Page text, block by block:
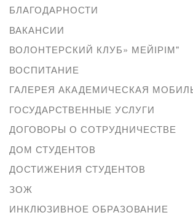
БЛАГОДАРНОСТИ
ВАКАНСИИ
ВОЛОНТЕРСКИЙ КЛУБ» МЕЙІРІМ"
ВОСПИТАНИЕ
ГАЛЕРЕЯ АКАДЕМИЧЕСКАЯ
ГОСУДАРСТВЕННЫЕ УСЛУГИ
ДОГОВОРЫ О СОТРУДНИЧЕСТВЕ
ДОМ СТУДЕНТОВ
ДОСТИЖЕНИЯ СТУДЕНТОВ
ЗОЖ
ИНКЛЮЗИВНОЕ ОБРАЗОВАНИЕ